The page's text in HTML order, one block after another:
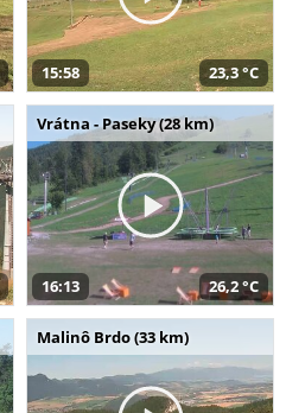
15:58 23,3 °C
Vrátna - Paseky (28 km)
16:13 26,2 °C
Malinô Brdo (33 km)